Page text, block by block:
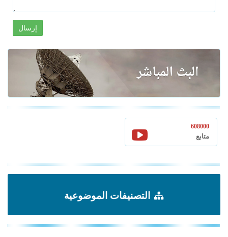
إرسال
608000
متابع
التصنيفات الموضوعية